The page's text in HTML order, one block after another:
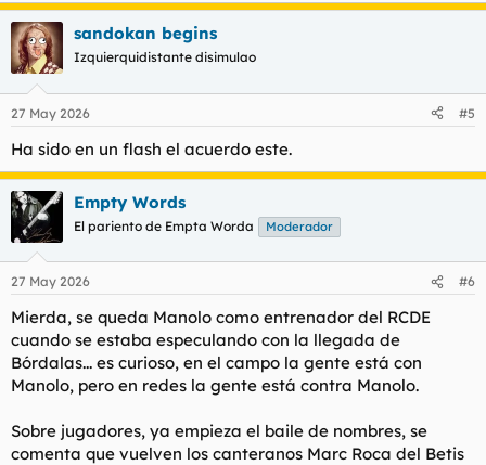
sandokan begins
Izquierquidistante disimulao
27 May 2026 #5
Ha sido en un flash el acuerdo este.
Empty Words
El pariento de Empta Worda Moderador
27 May 2026 #6
Mierda, se queda Manolo como entrenador del RCDE
cuando se estaba especulando con la llegada de
Bórdalas... es curioso, en el campo la gente está con
Manolo, pero en redes la gente está contra Manolo.
Sobre jugadores, ya empieza el baile de nombres, se
comenta que vuelven los canteranos Marc Roca del Betis